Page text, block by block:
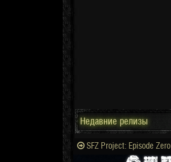
Недавние релизы
SFZ Project: Episode Zero